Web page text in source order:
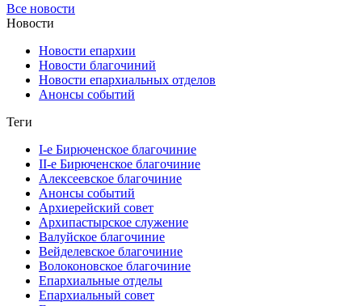
Все новости
Новости
Новости епархии
Новости благочиний
Новости епархиальных отделов
Анонсы событий
Теги
I-е Бирюченское благочиние
II-е Бирюченское благочиние
Алексеевское благочиние
Анонсы событий
Архиерейский совет
Архипастырское служение
Валуйское благочиние
Вейделевское благочиние
Волоконовское благочиние
Епархиальные отделы
Епархиальный совет